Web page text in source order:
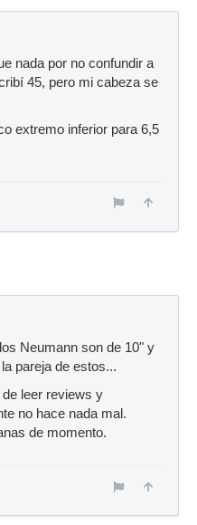
nada por no confundir a
45, pero mi cabeza se
extremo inferior para 6,5
Neumann son de 10" y
pareja de estos...
leer reviews y
no hace nada mal.
de momento.